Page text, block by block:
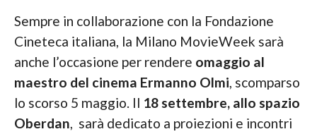
Sempre in collaborazione con la Fondazione
Cineteca italiana, la Milano MovieWeek sarà
anche l’occasione per rendere omaggio al
maestro del cinema Ermanno Olmi, scomparso
lo scorso 5 maggio. Il 18 settembre, allo spazio
Oberdan, sarà dedicato a proiezioni e incontri